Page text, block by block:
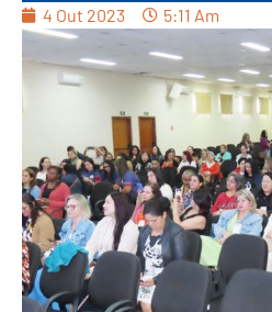
4 Out 2023 5:11 Am